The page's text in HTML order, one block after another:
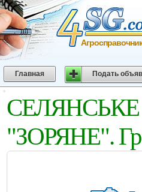
Главная Подать
"ЗОРЯНЕ".